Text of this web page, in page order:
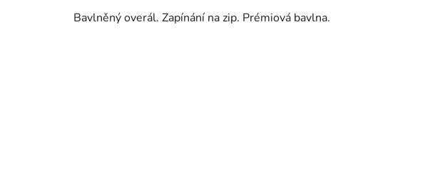
Bavlněný overál. Zapínání na zip. Prémiová bavlna.